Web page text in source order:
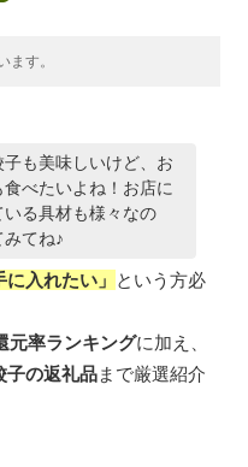
ます。
も美味しいけど、お
べたいよね！お店に
る具材も様々なの
てね♪
入れたい」 という方必
元率ランキングに加え、
子の返礼品まで厳選紹介